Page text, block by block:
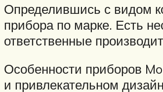
Определившись с видом
прибора по марке. Есть
ответственные
Особенности приборов
и привлекательном